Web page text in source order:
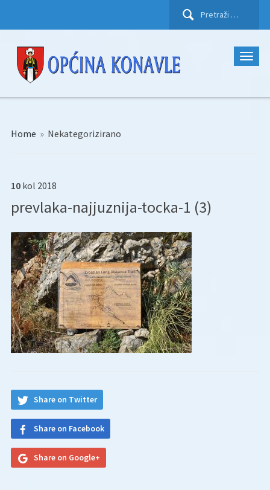
Pretraži:
Home » Nekategorizirano
10 kol 2018
prevlaka-najjuznija-tocka-1 (3)
Share on Twitter
Share on Facebook
Share on Google+